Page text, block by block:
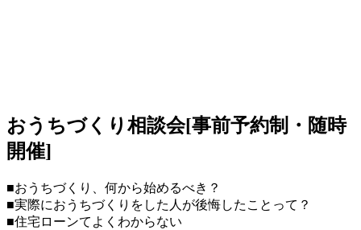
おうちづくり相談会[事前予約制・随時
開催]
■おうちづくり、何から始めるべき？
■実際におうちづくりをした人が後悔したことって？
■住宅ローンてよくわからない